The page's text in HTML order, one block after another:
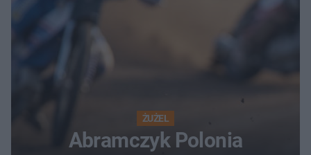
ŻUŻEL
Abramczyk Polonia